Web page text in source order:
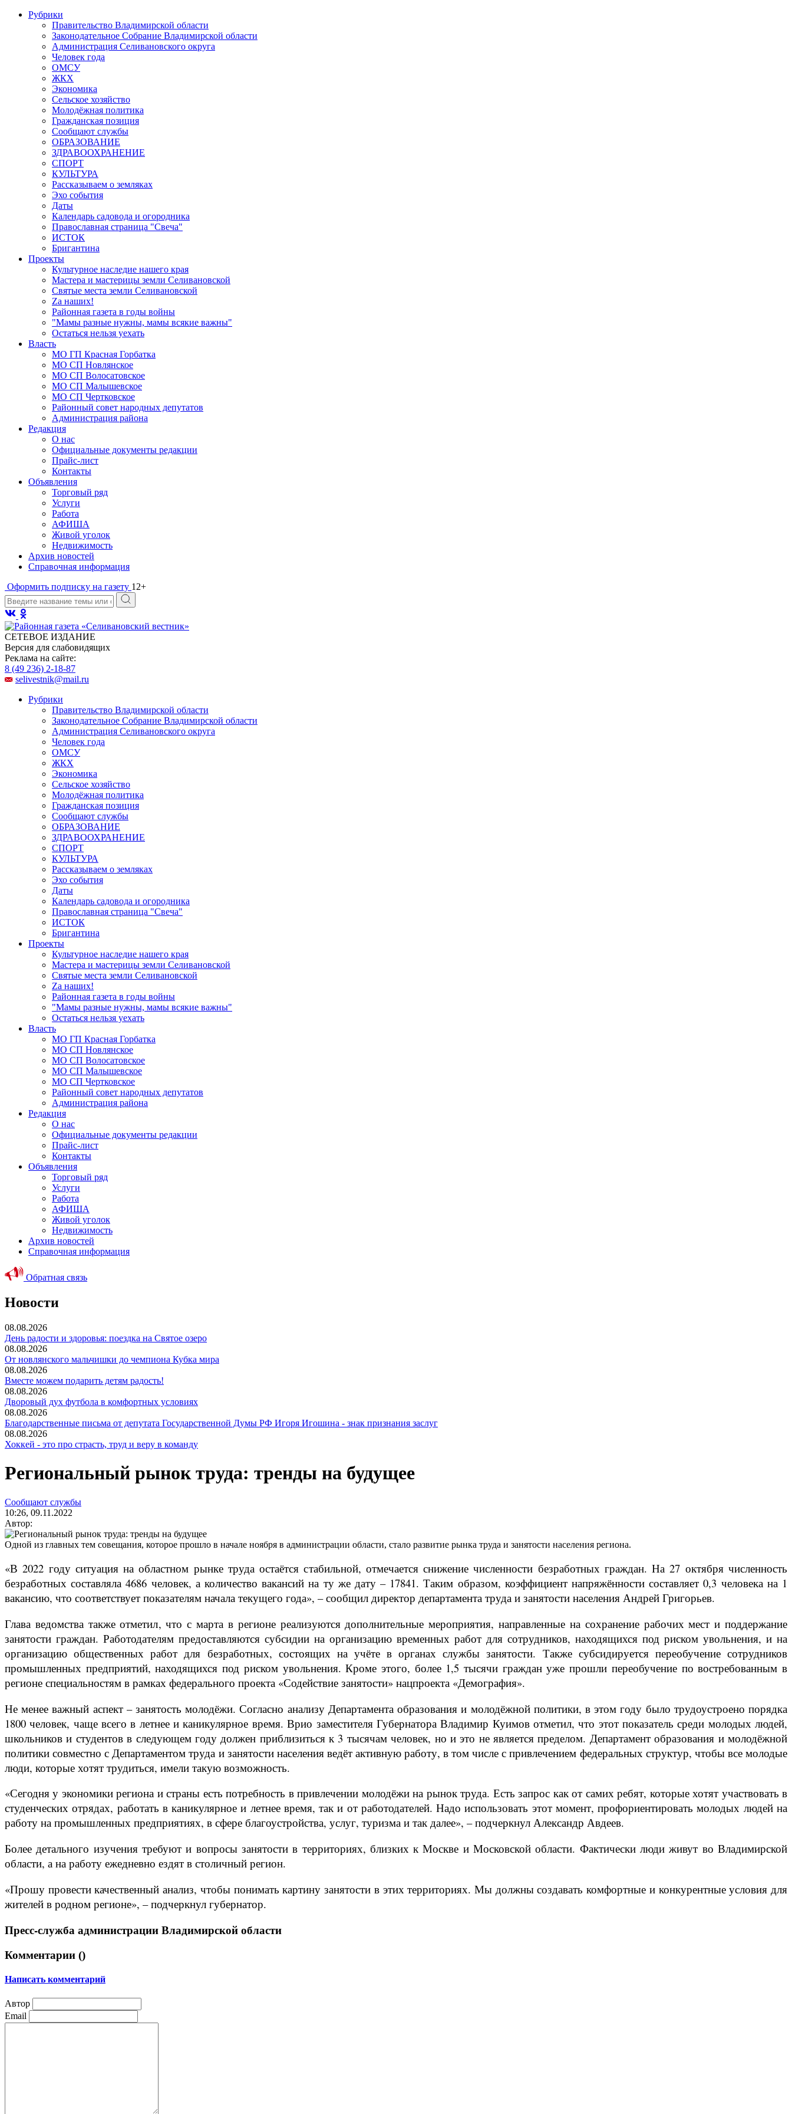
Рубрики
Правительство Владимирской области
Законодательное Собрание Владимирской области
Администрация Селивановского округа
Человек года
ОМСУ
ЖКХ
Экономика
Сельское хозяйство
Молодёжная политика
Гражданская позиция
Сообщают службы
ОБРАЗОВАНИЕ
ЗДРАВООХРАНЕНИЕ
СПОРТ
КУЛЬТУРА
Рассказываем о земляках
Эхо события
Даты
Календарь садовода и огородника
Православная страница "Свеча"
ИСТОК
Бригантина
Проекты
Культурное наследие нашего края
Мастера и мастерицы земли Селивановской
Святые места земли Селивановской
Zа наших!
Районная газета в годы войны
"Мамы разные нужны, мамы всякие важны"
Остаться нельзя уехать
Власть
МО ГП Красная Горбатка
МО СП Новлянское
МО СП Волосатовское
МО СП Малышевское
МО СП Чертковское
Районный совет народных депутатов
Администрация района
Редакция
О нас
Официальные документы редакции
Прайс-лист
Контакты
Объявления
Торговый ряд
Услуги
Работа
АФИША
Живой уголок
Недвижимость
Архив новостей
Справочная информация
Оформить подписку на газету 12+
СЕТЕВОЕ ИЗДАНИЕ
Версия для слабовидящих
Реклама на сайте:
8 (49 236) 2-18-87
selivestnik@mail.ru
Рубрики
Правительство Владимирской области
Законодательное Собрание Владимирской области
Администрация Селивановского округа
Человек года
ОМСУ
ЖКХ
Экономика
Сельское хозяйство
Молодёжная политика
Гражданская позиция
Сообщают службы
ОБРАЗОВАНИЕ
ЗДРАВООХРАНЕНИЕ
СПОРТ
КУЛЬТУРА
Рассказываем о земляках
Эхо события
Даты
Календарь садовода и огородника
Православная страница "Свеча"
ИСТОК
Бригантина
Проекты
Культурное наследие нашего края
Мастера и мастерицы земли Селивановской
Святые места земли Селивановской
Zа наших!
Районная газета в годы войны
"Мамы разные нужны, мамы всякие важны"
Остаться нельзя уехать
Власть
МО ГП Красная Горбатка
МО СП Новлянское
МО СП Волосатовское
МО СП Малышевское
МО СП Чертковское
Районный совет народных депутатов
Администрация района
Редакция
О нас
Официальные документы редакции
Прайс-лист
Контакты
Объявления
Торговый ряд
Услуги
Работа
АФИША
Живой уголок
Недвижимость
Архив новостей
Справочная информация
Обратная связь
Новости
08.08.2026
День радости и здоровья: поездка на Святое озеро
08.08.2026
От новлянского мальчишки до чемпиона Кубка мира
08.08.2026
Вместе можем подарить детям радость!
08.08.2026
Дворовый дух футбола в комфортных условиях
08.08.2026
Благодарственные письма от депутата Государственной Думы РФ Игоря Игошина - знак признания заслуг
08.08.2026
Хоккей - это про страсть, труд и веру в команду
Региональный рынок труда: тренды на будущее
Сообщают службы
10:26, 09.11.2022
Автор:
Одной из главных тем совещания, которое прошло в начале ноября в администрации области, стало развитие рынка труда и занятости населения региона.
«В 2022 году ситуация на областном рынке труда остаётся стабильной, отмечается снижение численности безработных граждан. На 27 октября численность
безработных составляла 4686 человек, а количество вакансий на ту же дату – 17841. Таким образом, коэффициент напряжённости составляет 0,3 человека на 1
вакансию, что соответствует показателям начала текущего года», – сообщил директор департамента труда и занятости населения Андрей Григорьев.
Глава ведомства также отметил, что с марта в регионе реализуются дополнительные мероприятия, направленные на сохранение рабочих мест и поддержание
занятости граждан. Работодателям предоставляются субсидии на организацию временных работ для сотрудников, находящихся под риском увольнения, и на
организацию общественных работ для безработных, состоящих на учёте в органах службы занятости. Также субсидируется переобучение сотрудников
промышленных предприятий, находящихся под риском увольнения. Кроме этого, более 1,5 тысячи граждан уже прошли переобучение по востребованным в
регионе специальностям в рамках федерального проекта «Содействие занятости» нацпроекта «Демография».
Не менее важный аспект – занятость молодёжи. Согласно анализу Департамента образования и молодёжной политики, в этом году было трудоустроено порядка
1800 человек, чаще всего в летнее и каникулярное время. Врио заместителя Губернатора Владимир Куимов отметил, что этот показатель среди молодых людей,
школьников и студентов в следующем году должен приблизиться к 3 тысячам человек, но и это не является пределом. Департамент образования и молодёжной
политики совместно с Департаментом труда и занятости населения ведёт активную работу, в том числе с привлечением федеральных структур, чтобы все молодые
люди, которые хотят трудиться, имели такую возможность.
«Сегодня у экономики региона и страны есть потребность в привлечении молодёжи на рынок труда. Есть запрос как от самих ребят, которые хотят участвовать в
студенческих отрядах, работать в каникулярное и летнее время, так и от работодателей. Надо использовать этот момент, профориентировать молодых людей на
работу на промышленных предприятиях, в сфере благоустройства, услуг, туризма и так далее», – подчеркнул Александр Авдеев.
Более детального изучения требуют и вопросы занятости в территориях, близких к Москве и Московской области. Фактически люди живут во Владимирской
области, а на работу ежедневно ездят в столичный регион.
«Прошу провести качественный анализ, чтобы понимать картину занятости в этих территориях. Мы должны создавать комфортные и конкурентные условия для
жителей в родном регионе», – подчеркнул губернатор.
Пресс-служба администрации Владимирской области
Комментарии ()
Написать комментарий
Автор
Email